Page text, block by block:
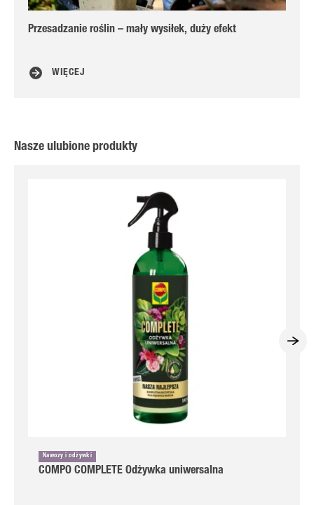
Przesadzanie roślin – mały wysiłek, duży efekt
WIĘCEJ
Nasze ulubione produkty
Nawozy i odżywki
COMPO COMPLETE Odżywka uniwersalna